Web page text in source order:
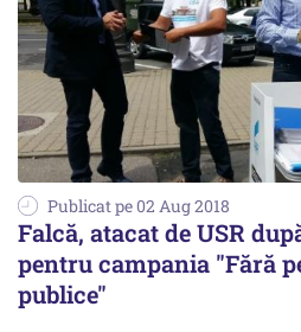
Publicat pe 02 Aug 2018
Falcă, atacat de USR
pentru campania "Fără
publice"